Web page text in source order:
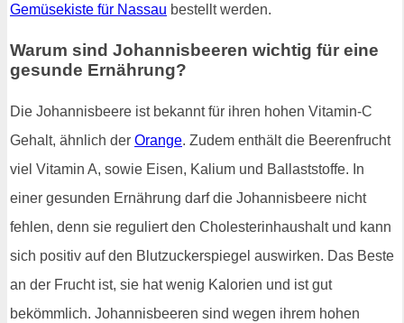
Gemüsekiste für Nassau bestellt werden.
Warum sind Johannisbeeren wichtig für eine
gesunde Ernährung?
Die Johannisbeere ist bekannt für ihren hohen Vitamin-C
Gehalt, ähnlich der Orange. Zudem enthält die Beerenfrucht
viel Vitamin A, sowie Eisen, Kalium und Ballaststoffe. In
einer gesunden Ernährung darf die Johannisbeere nicht
fehlen, denn sie reguliert den Cholesterinhaushalt und kann
sich positiv auf den Blutzuckerspiegel auswirken. Das Beste
an der Frucht ist, sie hat wenig Kalorien und ist gut
bekömmlich. Johannisbeeren sind wegen ihrem hohen